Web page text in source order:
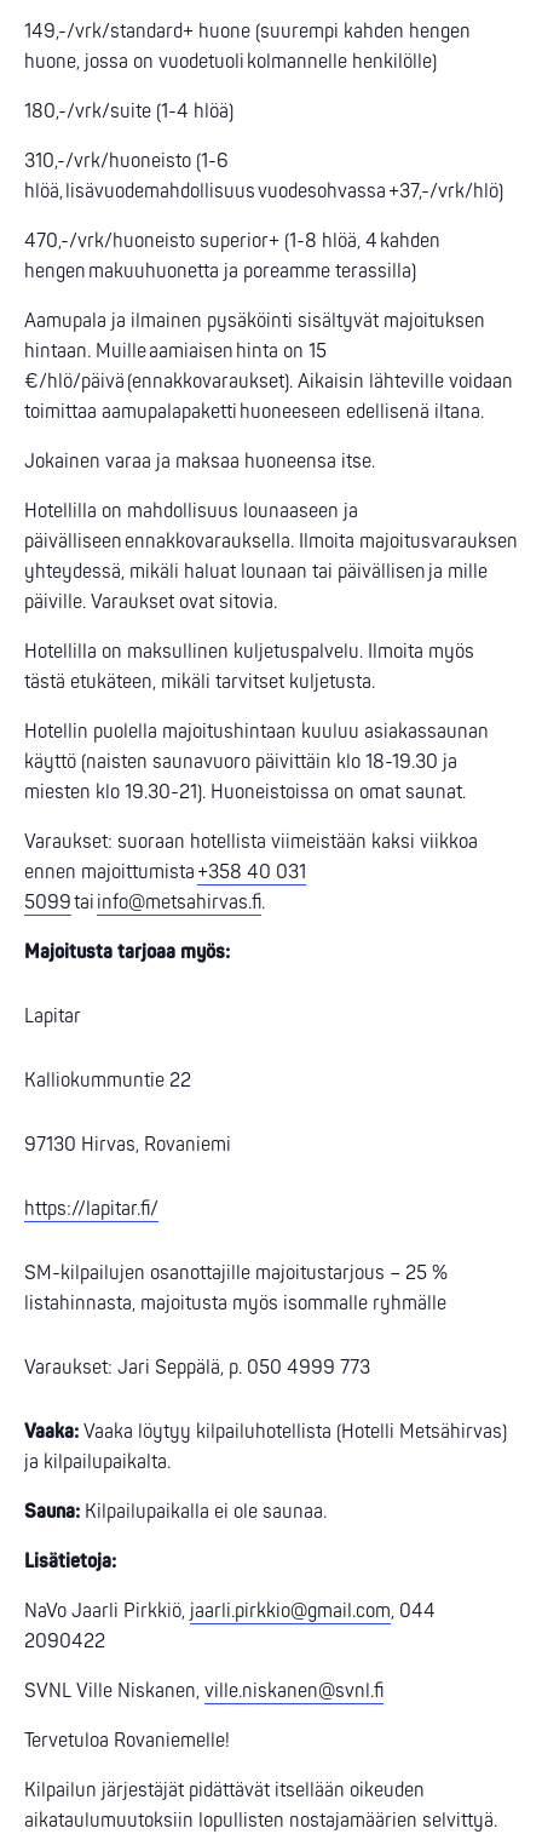
149,-/vrk/standard+ huone (suurempi kahden hengen
huone, jossa on vuodetuoli kolmannelle henkilölle)
180,-/vrk/suite (1-4 hlöä)
310,-/vrk/huoneisto (1-6
hlöä, lisävuodemahdollisuus vuodesohvassa +37,-/vrk/hlö)
470,-/vrk/huoneisto superior+ (1-8 hlöä, 4 kahden
hengen makuuhuonetta ja poreamme terassilla)
Aamupala ja ilmainen pysäköinti sisältyvät majoituksen
hintaan. Muille aamiaisen hinta on 15
€/hlö/päivä (ennakkovaraukset). Aikaisin lähteville voidaan
toimittaa aamupalapaketti huoneeseen edellisenä iltana.
Jokainen varaa ja maksaa huoneensa itse.
Hotellilla on mahdollisuus lounaaseen ja
päivälliseen ennakkovarauksella. Ilmoita majoitusvarauksen
yhteydessä, mikäli haluat lounaan tai päivällisen ja mille
päiville. Varaukset ovat sitovia.
Hotellilla on maksullinen kuljetuspalvelu. Ilmoita myös
tästä etukäteen, mikäli tarvitset kuljetusta.
Hotellin puolella majoitushintaan kuuluu asiakassaunan
käyttö (naisten saunavuoro päivittäin klo 18-19.30 ja
miesten klo 19.30-21). Huoneistoissa on omat saunat.
Varaukset: suoraan hotellista viimeistään kaksi viikkoa
ennen majoittumista +358 40 031
5099tai info@metsahirvas.fi.
Majoitusta tarjoaa myös:
Lapitar
Kalliokummuntie 22
97130 Hirvas, Rovaniemi
https://lapitar.fi/
SM-kilpailujen osanottajille majoitustarjous – 25 %
listahinnasta, majoitusta myös isommalle ryhmälle
Varaukset: Jari Seppälä, p. 050 4999 773
Vaaka: Vaaka löytyy kilpailuhotellista (Hotelli Metsähirvas)
ja kilpailupaikalta.
Sauna: Kilpailupaikalla ei ole saunaa.
Lisätietoja:
NaVo Jaarli Pirkkiö, jaarli.pirkkio@gmail.com, 044
2090422
SVNL Ville Niskanen, ville.niskanen@svnl.fi
Tervetuloa Rovaniemelle!
Kilpailun järjestäjät pidättävät itsellään oikeuden
aikataulumuutoksiin lopullisten nostajamäärien selvittyä.